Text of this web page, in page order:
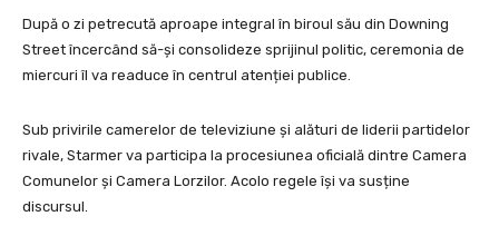
După o zi petrecută aproape integral în biroul său din Downing
Street încercând să-și consolideze sprijinul politic, ceremonia de
miercuri îl va readuce în centrul atenției publice.
Sub privirile camerelor de televiziune și alături de liderii partidelor
rivale, Starmer va participa la procesiunea oficială dintre Camera
Comunelor și Camera Lorzilor. Acolo regele își va susține
discursul.